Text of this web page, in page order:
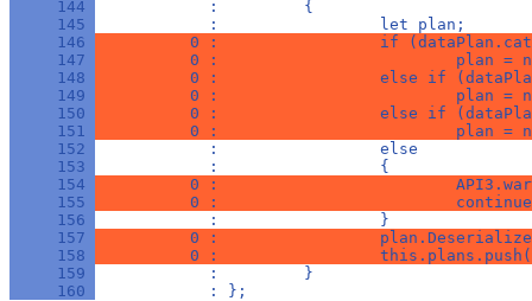
     144
            :         {
     145
            :                 let plan;
     146
0 :                 if
     147
0 :                         plan =
     148
0 :                 else if
     149
0 :                         plan =
     150
0 :                 else if
     151
0 :                         plan =
     152
            :                 else
     153
            :                 {
     154
0 :
     155
0 :
     156
            :                 }
     157
0 :
     158
0 :
     159
            :         }
     160
            : };